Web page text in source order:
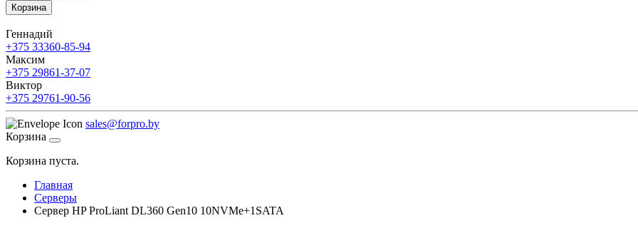
Корзина
Геннадий
+375 33360-85-94
Максим
+375 29861-37-07
Виктор
+375 29761-90-56
sales@forpro.by
Корзина
Корзина пуста.
Главная
Серверы
Сервер HP ProLiant DL360 Gen10 10NVMe+1SATA